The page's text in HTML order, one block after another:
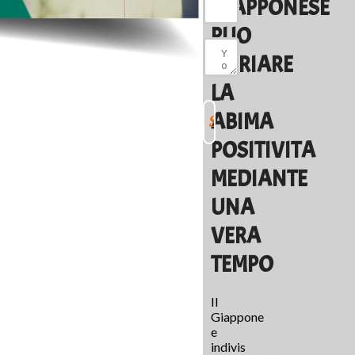
GIAPPONESE
PUO
VARIARE
LA
ABIMA
POSITIVITA
MEDIANTE
UNA
VERA
TEMPO
Il
Giappone
e
indivis